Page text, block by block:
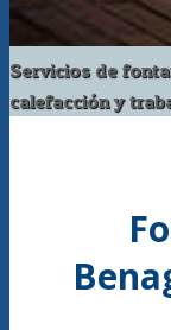
Servicios de
calefacción y